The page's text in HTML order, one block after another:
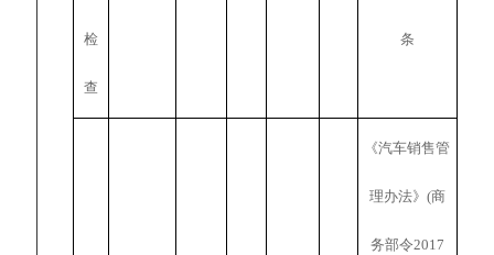
检
查
条
《汽车销售管
理办法》(商
务部令2017